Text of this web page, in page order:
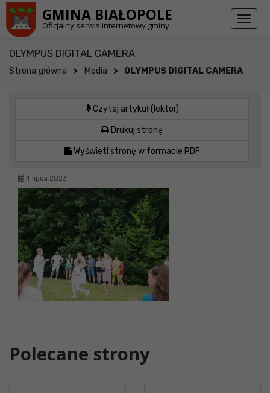
GMINA BIAŁOPOLE
Oficjalny serwis internetowy gminy
Toggle
OLYMPUS DIGITAL CAMERA
Strona główna > Media > OLYMPUS DIGITAL CAMERA
Czytaj artykuł (lektor)
Drukuj stronę
Wyświetl stronę w formacie PDF
4 lipca 2023
Polecane strony